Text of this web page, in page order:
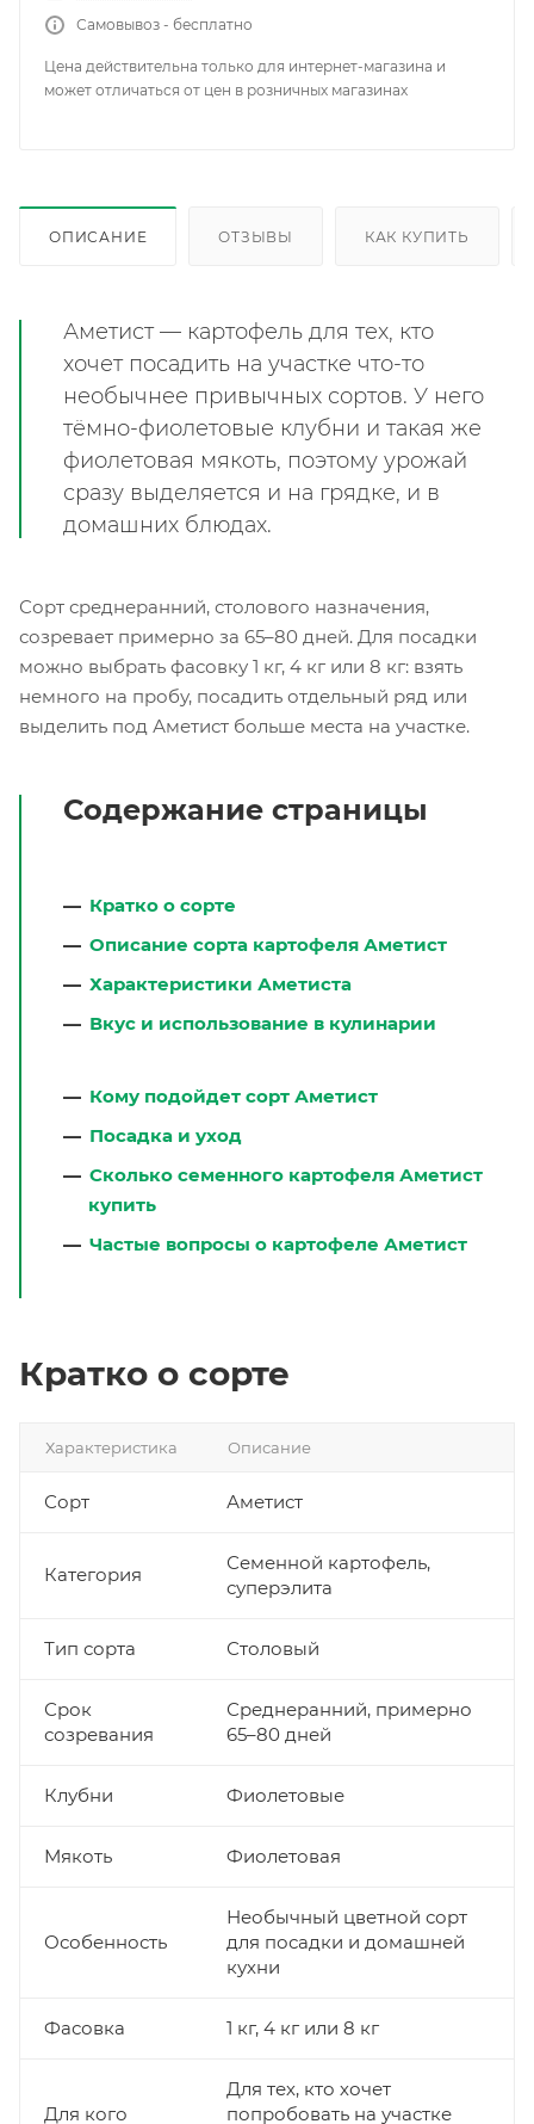
Самовывоз - бесплатно
Цена действительна только для интернет-магазина и
может отличаться от цен в розничных магазинах
ОПИСАНИЕ ОТЗЫВЫ КАК КУПИТЬ
Аметист — картофель для тех, кто
хочет посадить на участке что-то
необычнее привычных сортов. У него
тёмно-фиолетовые клубни и такая же
фиолетовая мякоть, поэтому урожай
сразу выделяется и на грядке, и в
домашних блюдах.
Сорт среднеранний, столового назначения,
созревает примерно за 65–80 дней. Для посадки
можно выбрать фасовку 1 кг, 4 кг или 8 кг: взять
немного на пробу, посадить отдельный ряд или
выделить под Аметист больше места на участке.
Содержание страницы
Кратко о сорте
Описание сорта картофеля Аметист
Характеристики Аметиста
Вкус и использование в кулинарии
Кому подойдет сорт Аметист
Посадка и уход
Сколько семенного картофеля Аметист
купить
Частые вопросы о картофеле Аметист
Кратко о сорте
Характеристика Описание
Сорт Аметист
Категория
Семенной картофель,
суперэлита
Тип сорта Столовый
Срок
созревания
Среднеранний, примерно
65–80 дней
Клубни Фиолетовые
Мякоть Фиолетовая
Особенность
Необычный цветной сорт
для посадки и домашней
кухни
Фасовка 1 кг, 4 кг или 8 кг
Для кого
Для тех, кто хочет
попробовать на участке